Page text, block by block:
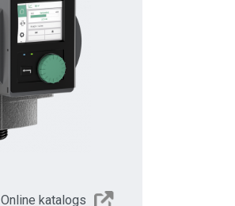
Online katalogs